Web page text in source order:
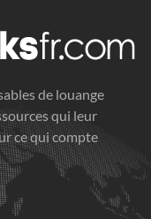
de louange
qui leur
ce qui compte